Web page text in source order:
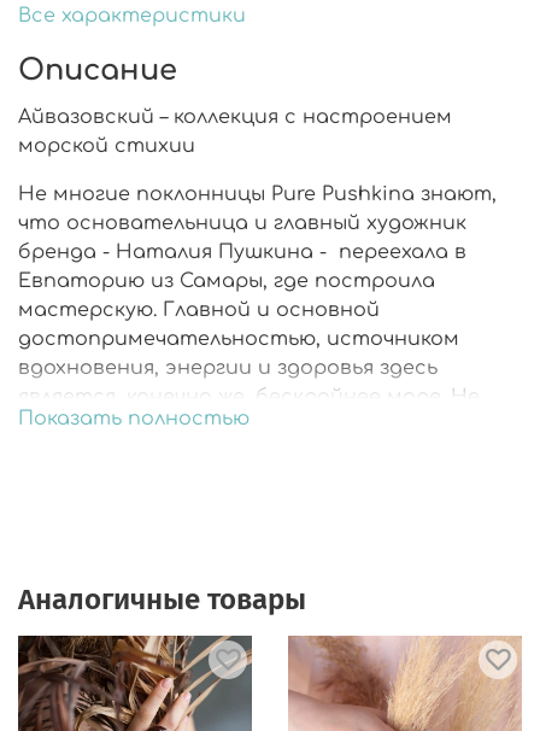
Все характеристики
Описание
Айвазовский – коллекция с настроением
морской стихии
Не многие поклонницы Pure Pushkina знают,
что основательница и главный художник
бренда - Наталия Пушкина - переехала в
Евпаторию из Самары, где построила
мастерскую. Главной и основной
достопримечательностью, источником
вдохновения, энергии и здоровья здесь
является, конечно же, бескрайнее море. Не
удивительно, что в стенах мастерской на
Показать полностью
Аналогичные товары